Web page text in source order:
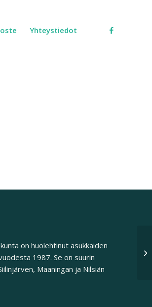
Yhteystiedot
on huolehtinut asukkaiden
1987. Se on suurin
Maaningan ja Nilsiän